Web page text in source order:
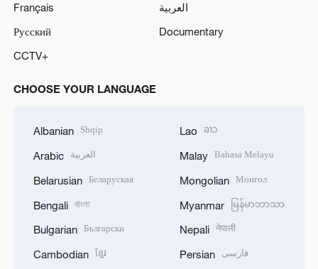
Français
العربية
Русский
Documentary
CCTV+
CHOOSE YOUR LANGUAGE
Albanian Shqip
Arabic العربية
Belarusian Беларуская
Bengali বাংলা
Bulgarian Български
Cambodian ខ្មែរ
Lao ລາວ
Malay Bahasa Melayu
Mongolian Монгол
Myanmar မြန်မာဘာသာ
Nepali नेपाली
Persian فارسی